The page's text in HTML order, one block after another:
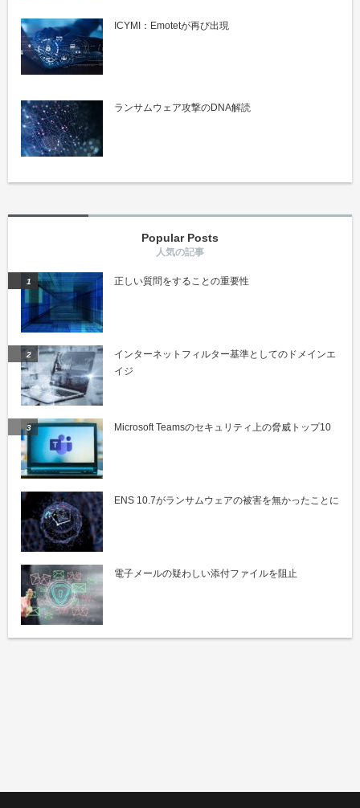
ICYMI：Emotetが再び出現
ランサムウェア攻撃のDNA解読
Popular Posts
正しい質問をすることの重要性
インターネットフィルター基準としてのドメインエ
イジ
Microsoft Teamsのセキュリティ上の脅威トップ10
ENS 10.7がランサムウェアの被害を無かったことに
電子メールの疑わしい添付ファイルを阻止